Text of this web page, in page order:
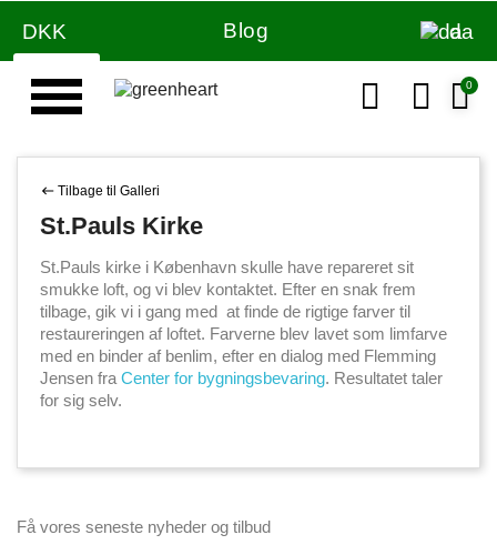
DKK Blog da
Tilbage til Galleri
St.Pauls Kirke
St.Pauls kirke i København skulle have repareret sit
smukke loft, og vi blev kontaktet. Efter en snak frem
tilbage, gik vi i gang med at finde de rigtige farver til
restaureringen af loftet. Farverne blev lavet som limfarve
med en binder af benlim, efter en dialog med Flemming
Jensen fra Center for bygningsbevaring. Resultatet taler
for sig selv.
Få vores seneste nyheder og tilbud